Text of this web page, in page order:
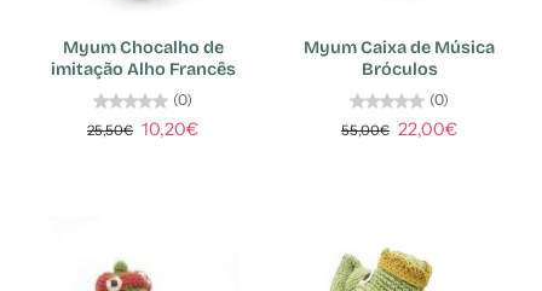
Myum Chocalho de
imitação Alho Francês
(0)
25,50€ 10,20€
Myum Caixa de Música
Bróculos
(0)
55,00€ 22,00€